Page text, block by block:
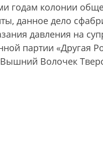
годам колонии
данное дело
давления на
партии «Другая
Волочек